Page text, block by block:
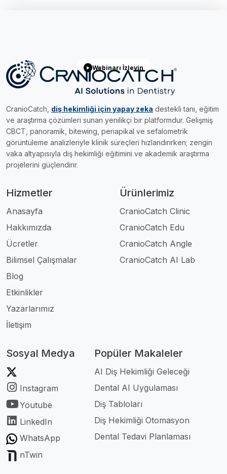
Webinarı İzleyin
CranioCatch, diş hekimliği için yapay zeka destekli tanı, eğitim
ve araştırma çözümleri sunan yenilikçi bir platformdur. Gelişmiş
CBCT, panoramik, bitewing, periapikal ve sefalometrik
görüntüleme analizleriyle klinik süreçleri hızlandırırken; zengin
vaka altyapısıyla diş hekimliği eğitimini ve akademik araştırma
projelerini güçlendirir.
Hizmetler
Anasayfa
Hakkımızda
Ücretler
Bilimsel Çalışmalar
Blog
Etkinlikler
Yazarlarımız
İletişim
Ürünlerimiz
CranioCatch Clinic
CranioCatch Edu
CranioCatch Angle
CranioCatch AI Lab
Sosyal Medya
Instagram
Youtube
LinkedIn
WhatsApp
nTwin
Popüler Makaleler
AI Diş Hekimliği Geleceği
Dental AI Uygulaması
Diş Tabloları
Diş Hekimliği Otomasyon
Dental Tedavi Planlaması